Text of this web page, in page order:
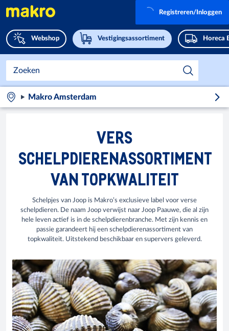
Webshop Vestigingsassortiment Horeca
Registreren/Inloggen
Makro Amsterdam
VERS
SCHELPDIERENASSORTIMENT
VAN TOPKWALITEIT
Schelpjes van Joop is Makro’s exclusieve label voor verse
schelpdieren. De naam Joop verwijst naar Joop Paauwe, die al zijn
hele leven actief is in de schelpdierenbranche. Met zijn kennis en
passie garandeert hij een schelpdierenassortiment van
topkwaliteit. Uitstekend beschikbaar en supervers geleverd.